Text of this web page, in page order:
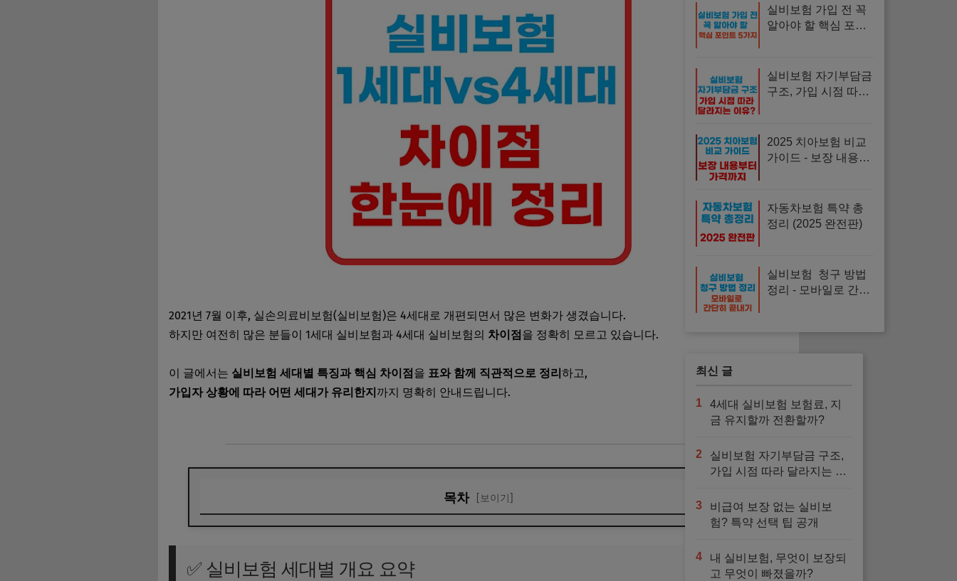
2021년 7월 이후, 실손의료비보험(실비보험)은 4세대로 개편되면서 많은 변화가 생겼습니다.
하지만 여전히 많은 분들이 1세대 실비보험과 4세대 실비보험의 차이점을 정확히 모르고 있습니다.
이 글에서는 실비보험 세대별 특징과 핵심 차이점을 표와 함께 직관적으로 정리하고,
가입자 상황에 따라 어떤 세대가 유리한지까지 명확히 안내드립니다.
목차 [보이기]
🧩 실비보험 1세대 vs 4세대 5가지 핵심 차이점
✅ 실비보험 세대별 개요 요약
실비보험 가입 전 꼭
알아야 할 핵심 포인
실비보험 자기부담금
구조, 가입 시점 따라
2025 치아보험 비교
가이드 - 보장 내용부
자동차보험 특약 총
정리 (2025 완전판)
실비보험 청구 방법
정리 - 모바일로 간단
최신 글
1
4세대 실비보험 보험료, 지
금 유지할까 전환할까?
2
실비보험 자기부담금 구조,
가입 시점 따라 달라지는 이
3
비급여 보장 없는 실비보
험? 특약 선택 팁 공개
4
내 실비보험, 무엇이 보장되
고 무엇이 빠졌을까?